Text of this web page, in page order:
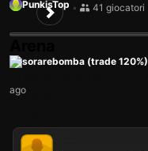
PunkisTop • 41 giocatori
sorarebomba (trade 120%)
ago